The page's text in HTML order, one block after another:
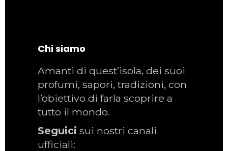
Chi siamo
Amanti di quest’isola, dei suoi
profumi, sapori, tradizioni, con
l’obiettivo di farla scoprire a
tutto il mondo.
Seguici sui nostri canali
ufficiali: